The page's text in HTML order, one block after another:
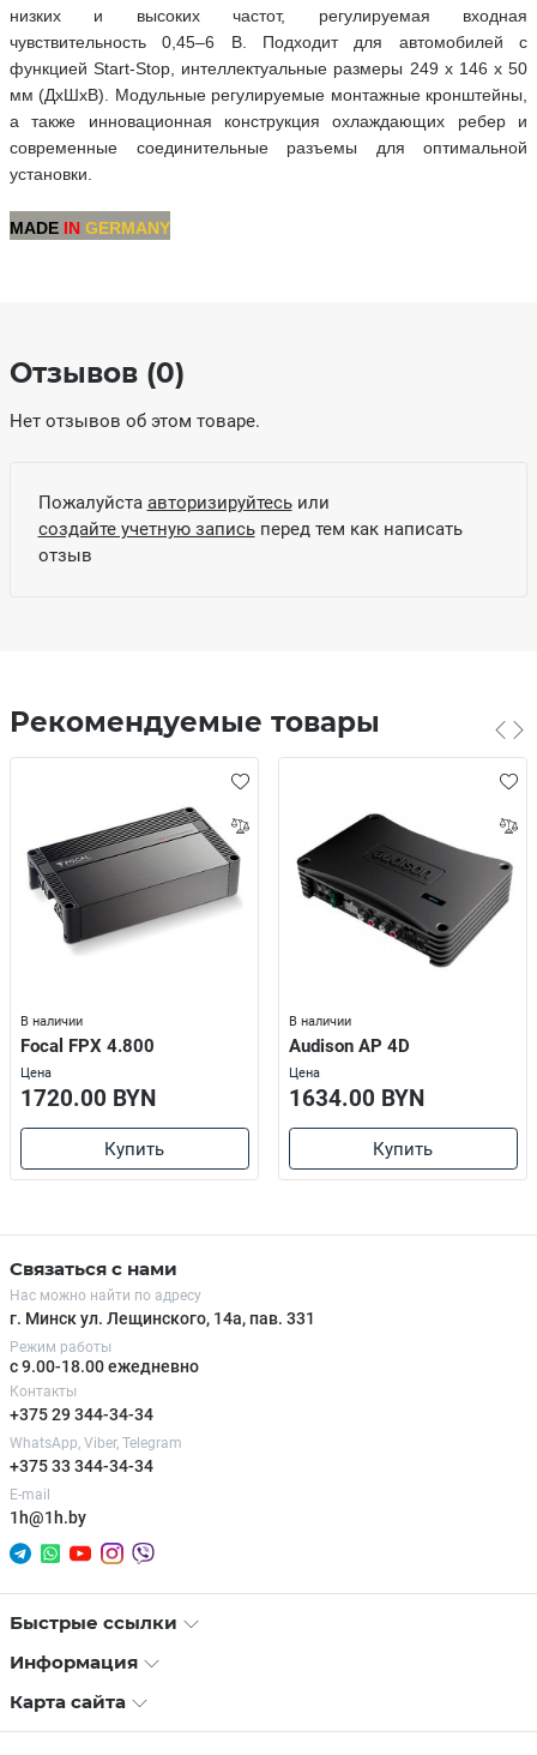
низких и высоких частот, регулируемая входная
чувствительность 0,45–6 В. Подходит для автомобилей с
функцией Start-Stop, интеллектуальные размеры 249 x 146 x 50
мм (ДxШxВ). Модульные регулируемые монтажные кронштейны,
а также инновационная конструкция охлаждающих ребер и
современные соединительные разъемы для оптимальной
установки.
MADE IN GERMANY
Отзывов (0)
Нет отзывов об этом товаре.
Пожалуйста авторизируйтесьили
создайте учетную записьперед тем как написать
отзыв
Рекомендуемые товары
В наличии
Focal FPX 4.800
Цена
1720.00 BYN
Купить
В наличии
Audison AP 4D
Цена
1634.00 BYN
Купить
Связаться с нами
Нас можно найти по адресу
г. Минск ул. Лещинского, 14а, пав. 331
Режим работы
с 9.00-18.00 ежедневно
Контакты
+375 29 344-34-34
WhatsApp, Viber, Telegram
+375 33 344-34-34
E-mail
1h@1h.by
Быстрые ссылки
Информация
Карта сайта